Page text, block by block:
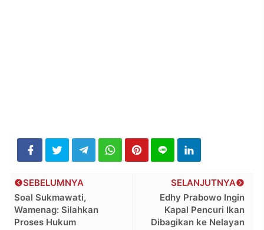
SELANJUTNYA
Edhy Prabowo Ingin
Kapal Pencuri Ikan
Dibagikan ke Nelayan
SEBELUMNYA
Soal Sukmawati,
Wamenag: Silahkan
Proses Hukum